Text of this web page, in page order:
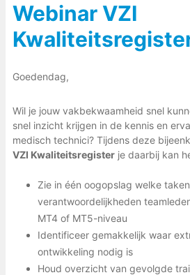
Webinar VZI
Goedendag,
Wil je jouw vakbekwaamheid snel
snel inzicht krijgen in de kennis en
medisch technici? Tijdens deze
VZI Kwaliteitsregister je daarbij kan
Zie in één oogopslag welke
verantwoordelijkheden
MT4 of MT5-niveau
Identificeer gemakkelijk waar
ontwikkeling nodig is
Houd overzicht van gevolgde